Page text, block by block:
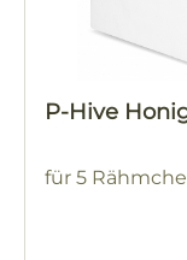
P-Hive
für 5